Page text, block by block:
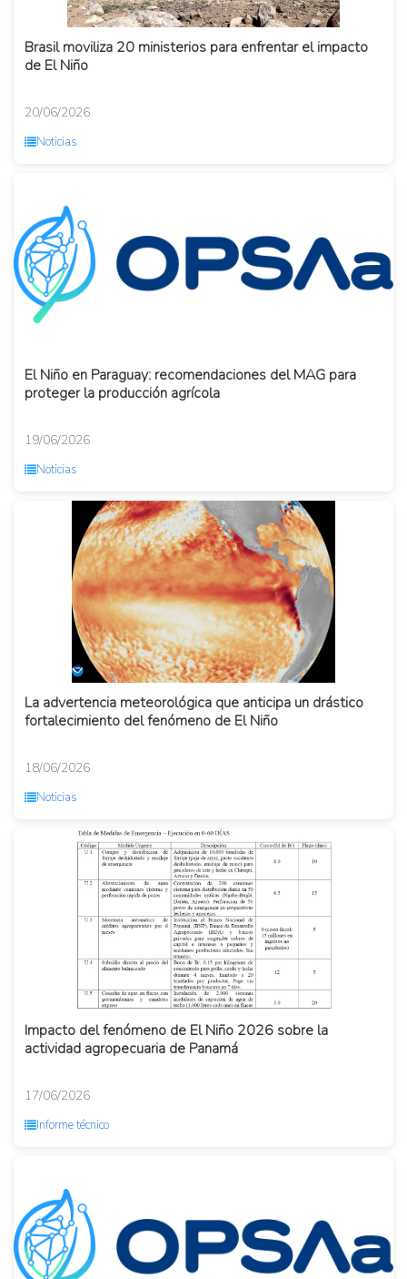
Brasil moviliza 20 ministerios para enfrentar el impacto
de El Niño
20/06/2026
Noticias
El Niño en Paraguay: recomendaciones del MAG para
proteger la producción agrícola
19/06/2026
Noticias
La advertencia meteorológica que anticipa un drástico
fortalecimiento del fenómeno de El Niño
18/06/2026
Noticias
Impacto del fenómeno de El Niño 2026 sobre la
actividad agropecuaria de Panamá
17/06/2026
Informe técnico